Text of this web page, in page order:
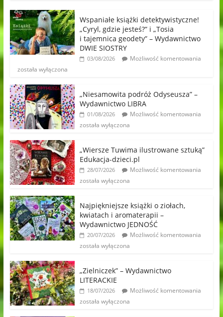
Wspaniałe książki detektywistyczne!
„Cyryl, gdzie jesteś?” i „Tosia
i tajemnica geodety” – Wydawnictwo
DWIE SIOSTRY
03/08/2026
Możliwość komentowania
została wyłączona
„Niesamowita podróż Odyseusza” –
Wydawnictwo LIBRA
01/08/2026
Możliwość komentowania
została wyłączona
„Wiersze Tuwima ilustrowane sztuką”
Edukacja-dzieci.pl
28/07/2026
Możliwość komentowania
została wyłączona
Najpiękniejsze książki o ziołach,
kwiatach i aromaterapii –
Wydawnictwo JEDNOŚĆ
20/07/2026
Możliwość komentowania
została wyłączona
„Zielniczek” – Wydawnictwo
LITERACKIE
18/07/2026
Możliwość komentowania
została wyłączona